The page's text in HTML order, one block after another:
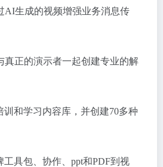
AI生成的视频增强业务消息传
真正的演示者一起创建专业的解
训和学习内容库，并创建70多种
具包、协作、ppt和PDF到视